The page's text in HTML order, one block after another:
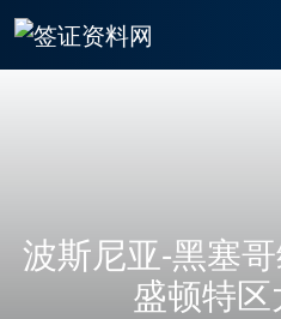
波斯尼亚-黑塞
盛顿特